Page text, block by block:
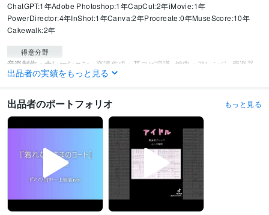
ChatGPT:1年Adobe Photoshop:1年CapCut:2年iMovie:1年
PowerDirector:4年InShot:1年Canva:2年Procreate:0年MuseScore:10年
Cakewalk:2年
得意分野
音楽制作・ナレーション 楽譜作成・耳コピ採譜 編曲・アレンジ
管楽器
リペア 合奏指導・演奏指導 合奏指導者の指導
音楽業界、デザイン
学歴
ヤマハ管楽器テクニカルアカデミー 2018年2月 ~ 2019年2月
2015年3月 ~ 2018年2月
出品者の実績をもっと見る
出品者のポートフォリオ もっと見る